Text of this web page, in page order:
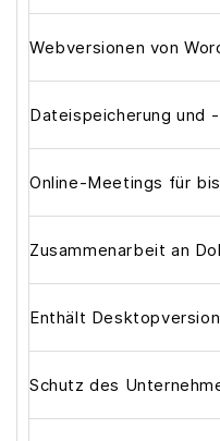
Webversionen von
Dateispeicherung und
Online-Meetings für
Zusammenarbeit an
Enthält
Schutz des